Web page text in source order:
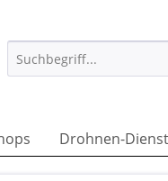
Drohnen-